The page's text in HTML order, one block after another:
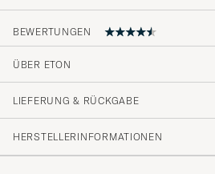
BEWERTUNGEN
Snygg och perfekt storlek
MARIA J GEKAUFT AM AUF
ÜBER ETON
LIEFERUNG & RÜCKGABE
HERSTELLERINFORMATIONEN